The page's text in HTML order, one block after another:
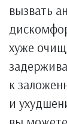
вызвать
хуже
к
и